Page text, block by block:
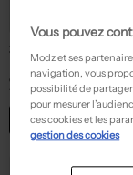
31,25€ 62,50€
FLECHET
Casquette - Visière souple marron
55, 57
ACHAT
Vous pouvez
Modz et ses
navigation, vous
possibilité de
pour mesurer
ces cookies et les
gestion des cookies